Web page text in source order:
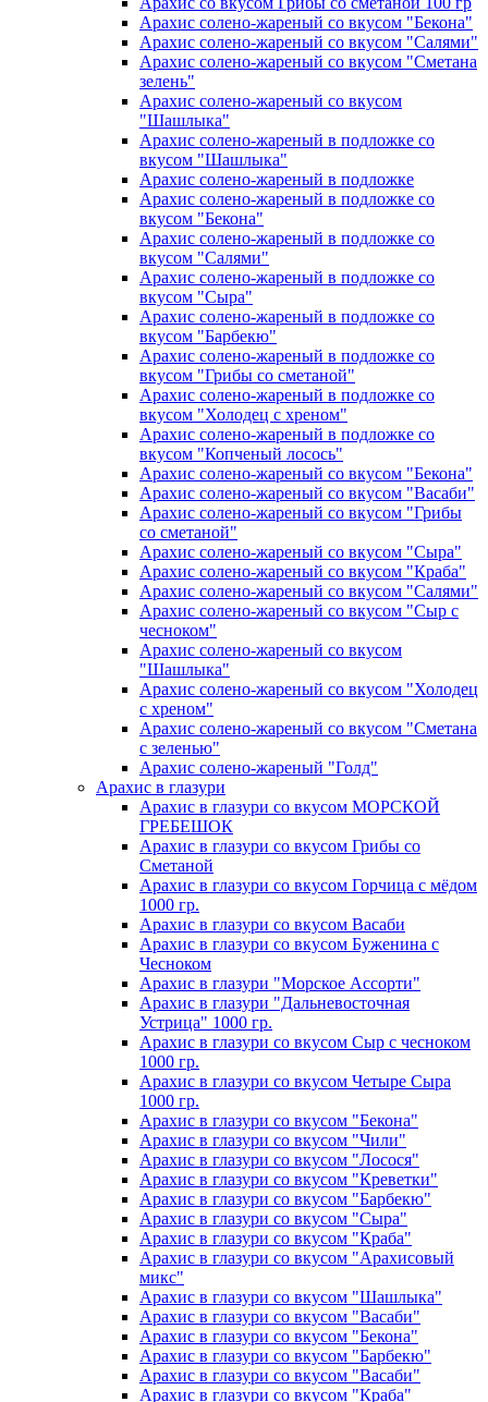
Арахис солено-жареный со вкусом "Бекона"
Арахис солено-жареный со вкусом "Салями"
Арахис солено-жареный со вкусом "Сметана
зелень"
Арахис солено-жареный со вкусом
"Шашлыка"
Арахис солено-жареный в подложке со
вкусом "Шашлыка"
Арахис солено-жареный в подложке
Арахис солено-жареный в подложке со
вкусом "Бекона"
Арахис солено-жареный в подложке со
вкусом "Салями"
Арахис солено-жареный в подложке со
вкусом "Сыра"
Арахис солено-жареный в подложке со
вкусом "Барбекю"
Арахис солено-жареный в подложке со
вкусом "Грибы со сметаной"
Арахис солено-жареный в подложке со
вкусом "Холодец с хреном"
Арахис солено-жареный в подложке со
вкусом "Копченый лосось"
Арахис солено-жареный со вкусом "Бекона"
Арахис солено-жареный со вкусом "Васаби"
Арахис солено-жареный со вкусом "Грибы
со сметаной"
Арахис солено-жареный со вкусом "Сыра"
Арахис солено-жареный со вкусом "Краба"
Арахис солено-жареный со вкусом "Салями"
Арахис солено-жареный со вкусом "Сыр с
чесноком"
Арахис солено-жареный со вкусом
"Шашлыка"
Арахис солено-жареный со вкусом "Холодец
с хреном"
Арахис солено-жареный со вкусом "Сметана
с зеленью"
Арахис солено-жареный "Голд"
Арахис в глазури
Арахис в глазури со вкусом МОРСКОЙ
ГРЕБЕШОК
Арахис в глазури со вкусом Грибы со
Сметаной
Арахис в глазури со вкусом Горчица с мёдом
1000 гр.
Арахис в глазури со вкусом Васаби
Арахис в глазури со вкусом Буженина с
Чесноком
Арахис в глазури "Морское Ассорти"
Арахис в глазури "Дальневосточная
Устрица" 1000 гр.
Арахис в глазури со вкусом Сыр с чесноком
1000 гр.
Арахис в глазури со вкусом Четыре Сыра
1000 гр.
Арахис в глазури со вкусом "Бекона"
Арахис в глазури со вкусом "Чили"
Арахис в глазури со вкусом "Лосося"
Арахис в глазури со вкусом "Креветки"
Арахис в глазури со вкусом "Барбекю"
Арахис в глазури со вкусом "Сыра"
Арахис в глазури со вкусом "Краба"
Арахис в глазури со вкусом "Арахисовый
микс"
Арахис в глазури со вкусом "Шашлыка"
Арахис в глазури со вкусом "Васаби"
Арахис в глазури со вкусом "Бекона"
Арахис в глазури со вкусом "Барбекю"
Арахис в глазури со вкусом "Васаби"
Арахис в глазури со вкусом "Краба"